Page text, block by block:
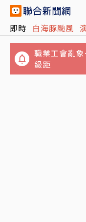
即時 白海豚颱風
職業工會亂
級距